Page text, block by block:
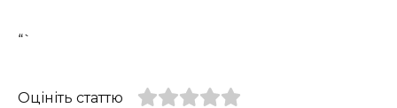
“`
Оцініть статтю